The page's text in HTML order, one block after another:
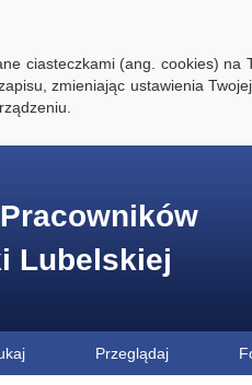
ciasteczkami (ang. cookies)
zmieniając ustawienia
Lubelskiej
Przeglądaj